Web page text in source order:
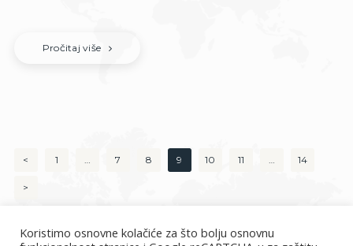
Pročitaj više
Brojevi
stranica
< PAGE
1 PAGE
7 PAGE
8 PAGE
9 PAGE
10 PAGE
11 PAGE
14
>
Koristimo osnovne kolačiće za što bolju osnovnu